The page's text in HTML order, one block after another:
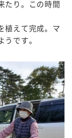
たり。この時間
植えて完成。マ
です。